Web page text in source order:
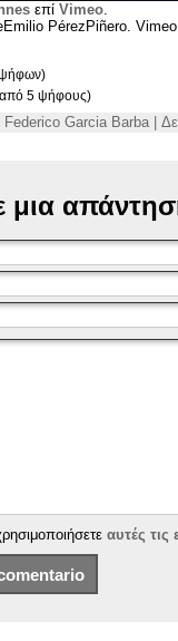
επί Vimeo.
PérezPiñero. Vimeo
5 ψήφους)
Federico Garcia Barba |
μια
αυτές τις